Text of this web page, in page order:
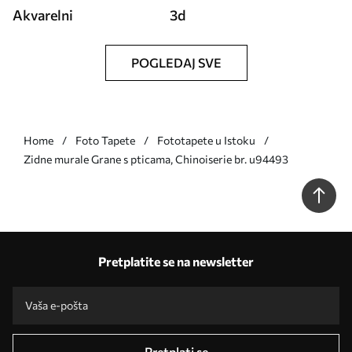
Akvarelni 3d
POGLEDAJ SVE
Home Foto Tapete
Fototapete u Istoku
Zidne murale Grane s pticama, Chinoiserie br. u94493
Pretplatite se na newsletter